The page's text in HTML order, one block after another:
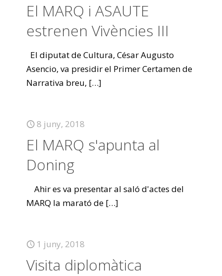
El MARQ i ASAUTE
estrenen Vivències III
El diputat de Cultura, César Augusto
Asencio, va presidir el Primer Certamen de
Narrativa breu, […]
8 juny, 2018
El MARQ s'apunta al
Doning
Ahir es va presentar al saló d'actes del
MARQ la marató de […]
1 juny, 2018
Visita diplomàtica